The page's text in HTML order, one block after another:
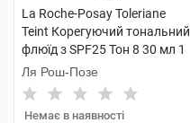
La Roche-Posay Toleriane
Teint Корегуючий тональний
флюїд з SPF25 Тон 8 30 мл 1
туба
Ля Рош-Позе
Немає в наявності